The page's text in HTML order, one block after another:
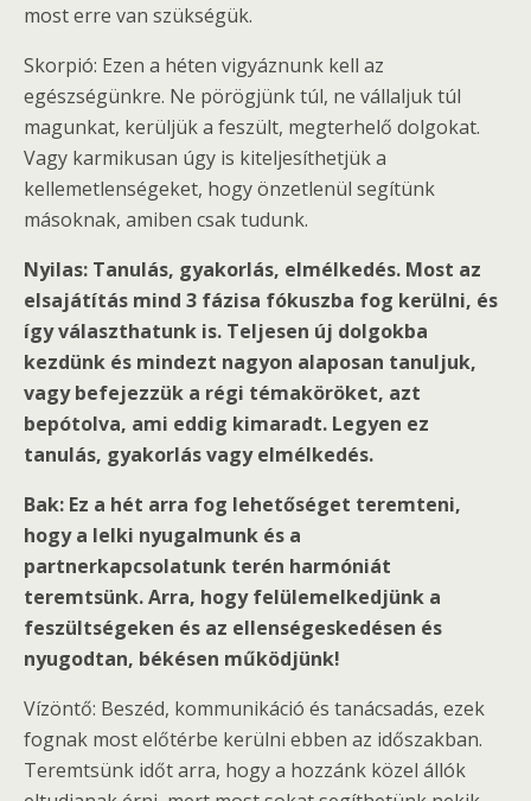
most erre van szükségük.
Skorpió: Ezen a héten vigyáznunk kell az
egészségünkre. Ne pörögjünk túl, ne vállaljuk túl
magunkat, kerüljük a feszült, megterhelő dolgokat.
Vagy karmikusan úgy is kiteljesíthetjük a
kellemetlenségeket, hogy önzetlenül segítünk
másoknak, amiben csak tudunk.
Nyilas: Tanulás, gyakorlás, elmélkedés. Most az
elsajátítás mind 3 fázisa fókuszba fog kerülni, és
így választhatunk is. Teljesen új dolgokba
kezdünk és mindezt nagyon alaposan tanuljuk,
vagy befejezzük a régi témaköröket, azt
bepótolva, ami eddig kimaradt. Legyen ez
tanulás, gyakorlás vagy elmélkedés.
Bak: Ez a hét arra fog lehetőséget teremteni,
hogy a lelki nyugalmunk és a
partnerkapcsolatunk terén harmóniát
teremtsünk. Arra, hogy felülemelkedjünk a
feszültségeken és az ellenségeskedésen és
nyugodtan, békésen működjünk!
Vízöntő: Beszéd, kommunikáció és tanácsadás, ezek
fognak most előtérbe kerülni ebben az időszakban.
Teremtsünk időt arra, hogy a hozzánk közel állók